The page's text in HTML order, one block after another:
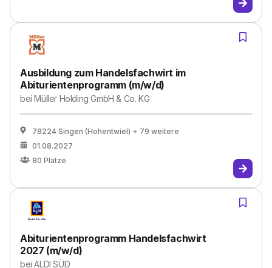
Ausbildung zum Handelsfachwirt im
Abiturientenprogramm (m/w/d)
beiMüller Holding GmbH & Co. KG
78224 Singen (Hohentwiel) + 79 weitere
01.08.2027
80 Plätze
Abiturientenprogramm Handelsfachwirt
2027 (m/w/d)
beiALDI SÜD